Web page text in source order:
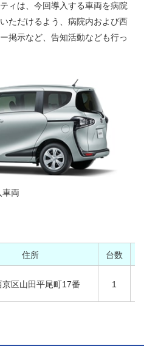
ィは、今回導入する車両を病院
ただけるよう、病院内および西
掲示など、告知活動なども行っ
住所 台数
京区山田平尾町17番 1